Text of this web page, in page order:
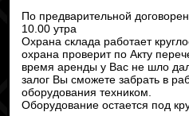
По предварительной
10.00 утра
Охрана склада работает
охрана проверит по Акту
время аренды у Вас не шло
залог Вы сможете забрать в
оборудования техником.
Оборудование остается под